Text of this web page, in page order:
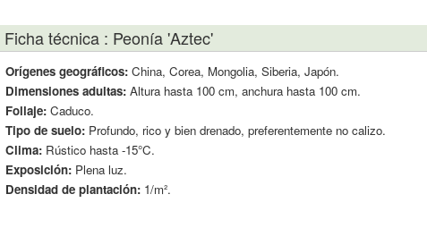
Ficha técnica : Peonía 'Aztec'
Orígenes geográficos: China, Corea, Mongolia, Siberia, Japón.
Dimensiones adultas: Altura hasta 100 cm, anchura hasta 100 cm.
Follaje: Caduco.
Tipo de suelo: Profundo, rico y bien drenado, preferentemente no calizo.
Clima: Rústico hasta -15°C.
Exposición: Plena luz.
Densidad de plantación: 1/m².